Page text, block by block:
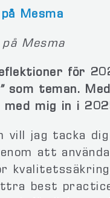
Mesma
Mesma
för
som teman.
mig in i
vill jag tacka
att
best